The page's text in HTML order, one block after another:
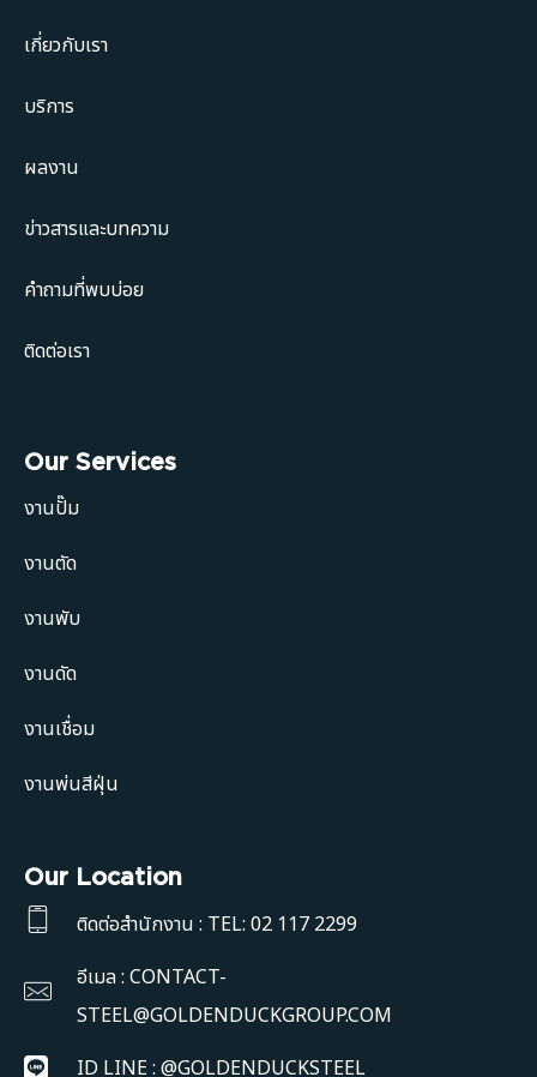
เกี่ยวกับเรา
บริการ
ผลงาน
ข่าวสารและบทความ
คำถามที่พบบ่อย
ติดต่อเรา
Our Services
งานปั๊ม
งานตัด
งานพับ
งานดัด
งานเชื่อม
งานพ่นสีฝุ่น
Our Location
ติดต่อสำนักงาน : TEL: 02 117 2299
อีเมล : CONTACT-
STEEL@GOLDENDUCKGROUP.COM
ID LINE : @GOLDENDUCKSTEEL